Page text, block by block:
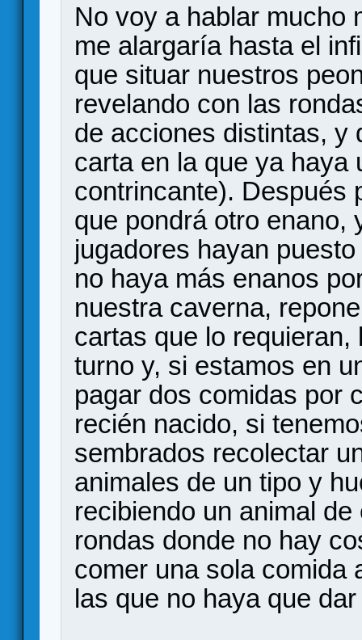
No voy a hablar mucho
me alargaría hasta el
que situar nuestros
revelando con las
de acciones distintas, y
carta en la que ya haya
contrincante). Después
que pondrá otro enano,
jugadores hayan
no haya más enanos
nuestra caverna,
cartas que lo
turno y, si estamos en
pagar dos comidas por
recién nacido, si
sembrados recolectar
animales de un tipo y
recibiendo un animal
rondas donde no hay
comer una sola comida
las que no haya que